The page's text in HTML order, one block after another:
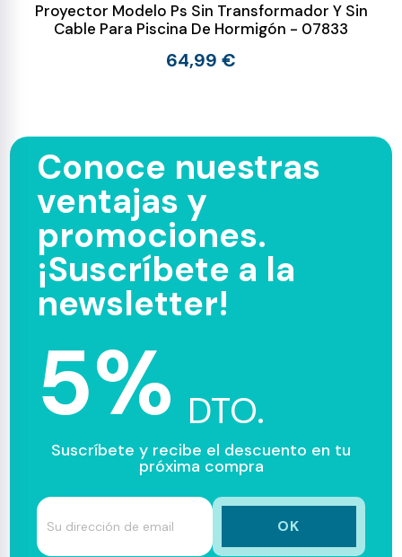
Proyector Modelo Ps Sin Transformador Y Sin
Cable Para Piscina De Hormigón - 07833
64,99 €
Conoce nuestras
ventajas y
promociones.
¡Suscríbete a la
newsletter!
5% DTO.
Suscríbete y recibe el descuento en tu
próxima compra